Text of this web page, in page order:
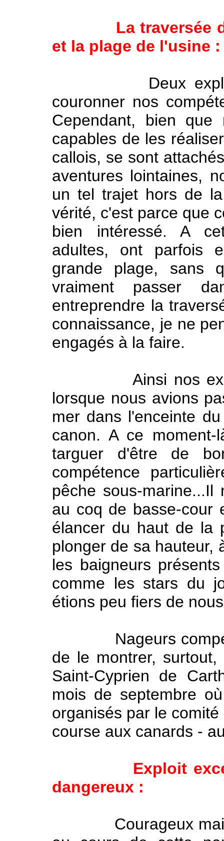
La traversée
et la plage de l'usine :
Deux exploits
couronner nos
Cependant, bien que
capables de les
callois, se sont
aventures lointaines,
un tel trajet hors de
vérité, c'est parce que
bien intéressé. A
adultes, ont parfois
grande plage, sans
vraiment passer
entreprendre la
connaissance, je ne
engagés à la faire.
Ainsi nos
lorsque nous avions
mer dans l'enceinte
canon. A ce
targuer d'être de
compétence
pêche sous-
au coq de basse-cour
élancer du haut de la
plonger de sa hauteur,
les baigneurs
comme les stars du
étions peu fiers de
Nageurs
de le montrer,
Saint-Cyprien de
mois de septembre
organisés par le
course aux canards -
Exploit
dangereux :
Courageux mais